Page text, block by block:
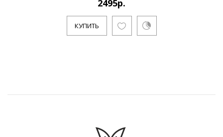
2495р.
КУПИТЬ